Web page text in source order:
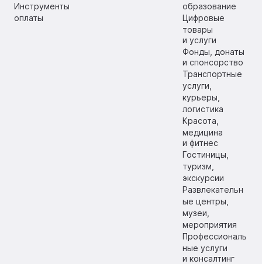
Инструменты
оплаты
образование
Цифровые
товары
и услуги
Фонды, донаты
и спонсорство
Транспортные
услуги,
курьеры,
логистика
Красота,
медицина
и фитнес
Гостиницы,
туризм,
экскурсии
Развлекательн
ые центры,
музеи,
мероприятия
Профессиональ
ные услуги
и консалтинг